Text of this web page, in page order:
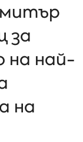
за
на най-
на